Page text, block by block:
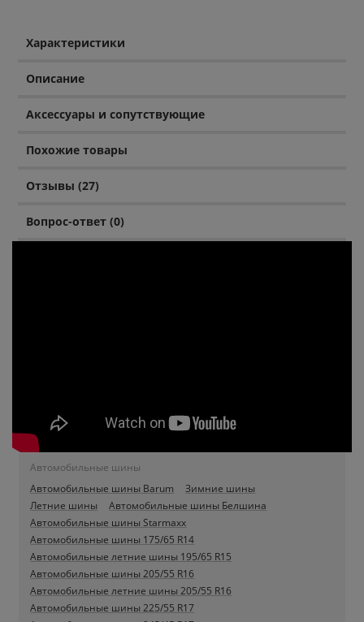
Характеристики
Описание
Аксессуары и сопутствующие
Похожие товары
Отзывы (27)
Вопрос-ответ (0)
Автомобильные шины
Автомобильные шины Barum
Зимние шины
Летние шины
Автомобильные шины Белшина
Автомобильные шины Starmaxx
Автомобильные шины 175/65 R14
Автомобильные летние шины 195/65 R15
Автомобильные шины 205/55 R16
Автомобильные летние шины 205/55 R16
Автомобильные шины 225/55 R17